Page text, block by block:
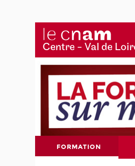
FORMATION